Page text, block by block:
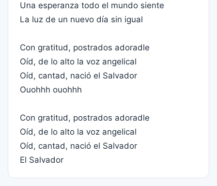
Una esperanza todo el mundo siente
La luz de un nuevo día sin igual
Con gratitud, postrados adoradle
Oíd, de lo alto la voz angelical
Oíd, cantad, nació el Salvador
Ouohhh ouohhh
Con gratitud, postrados adoradle
Oíd, de lo alto la voz angelical
Oíd, cantad, nació el Salvador
El Salvador